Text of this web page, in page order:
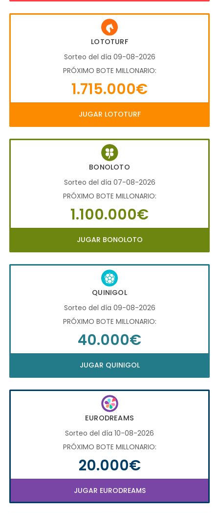
LOTOTURF
Sorteo del día 09-08-2026
PRÓXIMO BOTE MILLONARIO:
1.715.000€
JUGAR LOTOTURF
BONOLOTO
Sorteo del día 07-08-2026
PRÓXIMO BOTE MILLONARIO:
1.100.000€
JUGAR BONOLOTO
QUINIGOL
Sorteo del día 09-08-2026
PRÓXIMO BOTE MILLONARIO:
40.000€
JUGAR QUINIGOL
EURODREAMS
Sorteo del día 10-08-2026
PRÓXIMO BOTE MILLONARIO:
20.000€
JUGAR EURODREAMS